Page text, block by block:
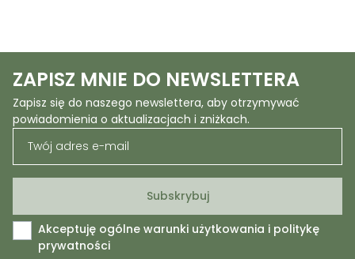
ZAPISZ MNIE DO NEWSLETTERA
Zapisz się do naszego newslettera, aby otrzymywać
powiadomienia o aktualizacjach i zniżkach.
Akceptuję ogólne warunki użytkowania i politykę
prywatności